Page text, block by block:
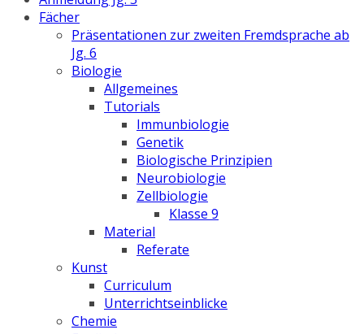
Fächer
Präsentationen zur zweiten Fremdsprache ab
Jg. 6
Biologie
Allgemeines
Tutorials
Immunbiologie
Genetik
Biologische Prinzipien
Neurobiologie
Zellbiologie
Klasse 9
Material
Referate
Kunst
Curriculum
Unterrichtseinblicke
Chemie